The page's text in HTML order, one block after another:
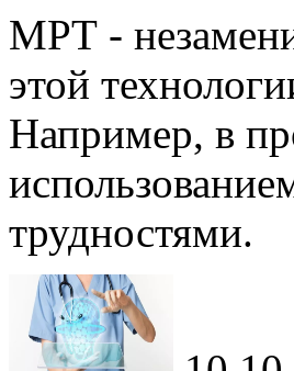
МРТ -
этой
Например, в
трудностями.